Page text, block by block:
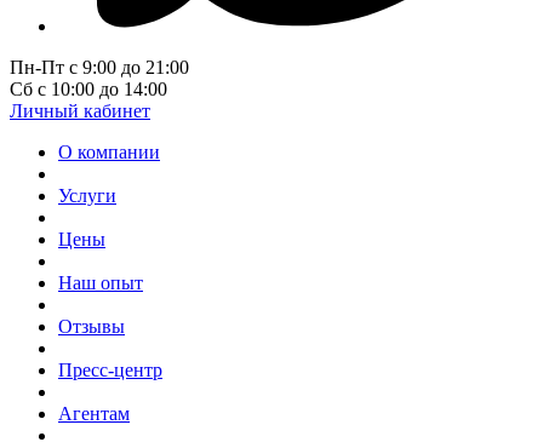
Пн-Пт с 9:00 до 21:00
Сб с 10:00 до 14:00
Личный кабинет
О компании
Услуги
Цены
Наш опыт
Отзывы
Пресс-центр
Агентам